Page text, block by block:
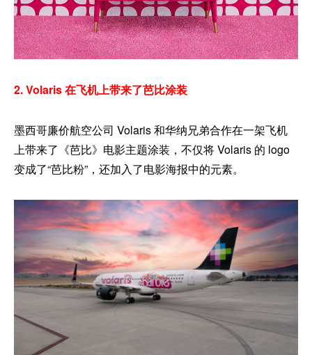
2. Volaris 在飞机上带来了芭比涂装
墨西哥廉价航空公司 Volaris 和华纳兄弟合作在一架飞机
上带来了《芭比》电影主题涂装，不仅将 Volaris 的 logo
变成了“芭比粉”，还加入了电影海报中的元素。